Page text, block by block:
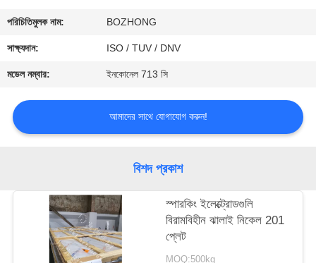
যোগাযোগ
করুন
উদ্ধৃতির
পরিচিতিমুলক নাম: BOZHONG
সাক্ষ্যদান: ISO / TUV / DNV
মডেল নম্বার: ইনকোনেল 713 সি
আমাদের সাথে যোগাযোগ করুন!
বিশদ প্রকাশ
স্পারকিং ইলেক্ট্রোডগুলি
বিরামবিহীন ঝালাই নিকেল 201
প্লেট
MOQ:500kg